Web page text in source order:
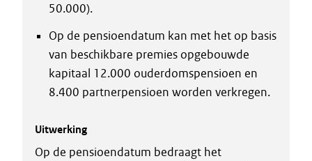
50.000).
Op de pensioendatum kan met het op basis
van beschikbare premies opgebouwde
kapitaal 12.000 ouderdomspensioen en
8.400 partnerpensioen worden verkregen.
Uitwerking
Op de pensioendatum bedraagt het